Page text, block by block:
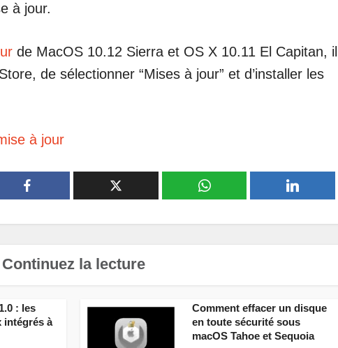
à jour.
de MacOS 10.12 Sierra et OS X 10.11 El Capitan, il
de sélectionner “Mises à jour” et d’installer les
à jour
Continuez la lecture
: les
intégrés à
Comment effacer un disque
en toute sécurité sous
macOS Tahoe et Sequoia